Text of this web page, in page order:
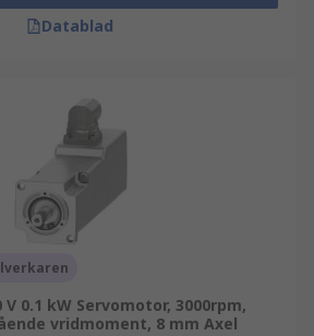
Datablad
V 0.1 kW Servomotor, 3000rpm,
vridmoment, 8 mm Axel